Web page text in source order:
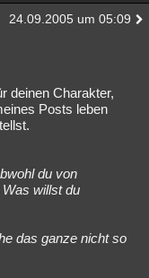
24.09.2005 um 05:09
deinen Charakter,
Posts leben
du von
willst du
das ganze nicht so